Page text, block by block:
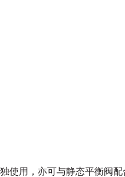
使用，亦可与静态平衡阀配